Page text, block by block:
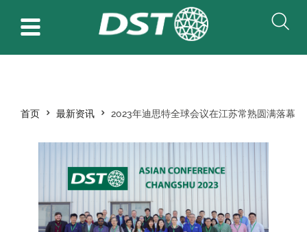
首页 最新资讯 2023年迪思特全球会议在江苏常熟圆满落幕